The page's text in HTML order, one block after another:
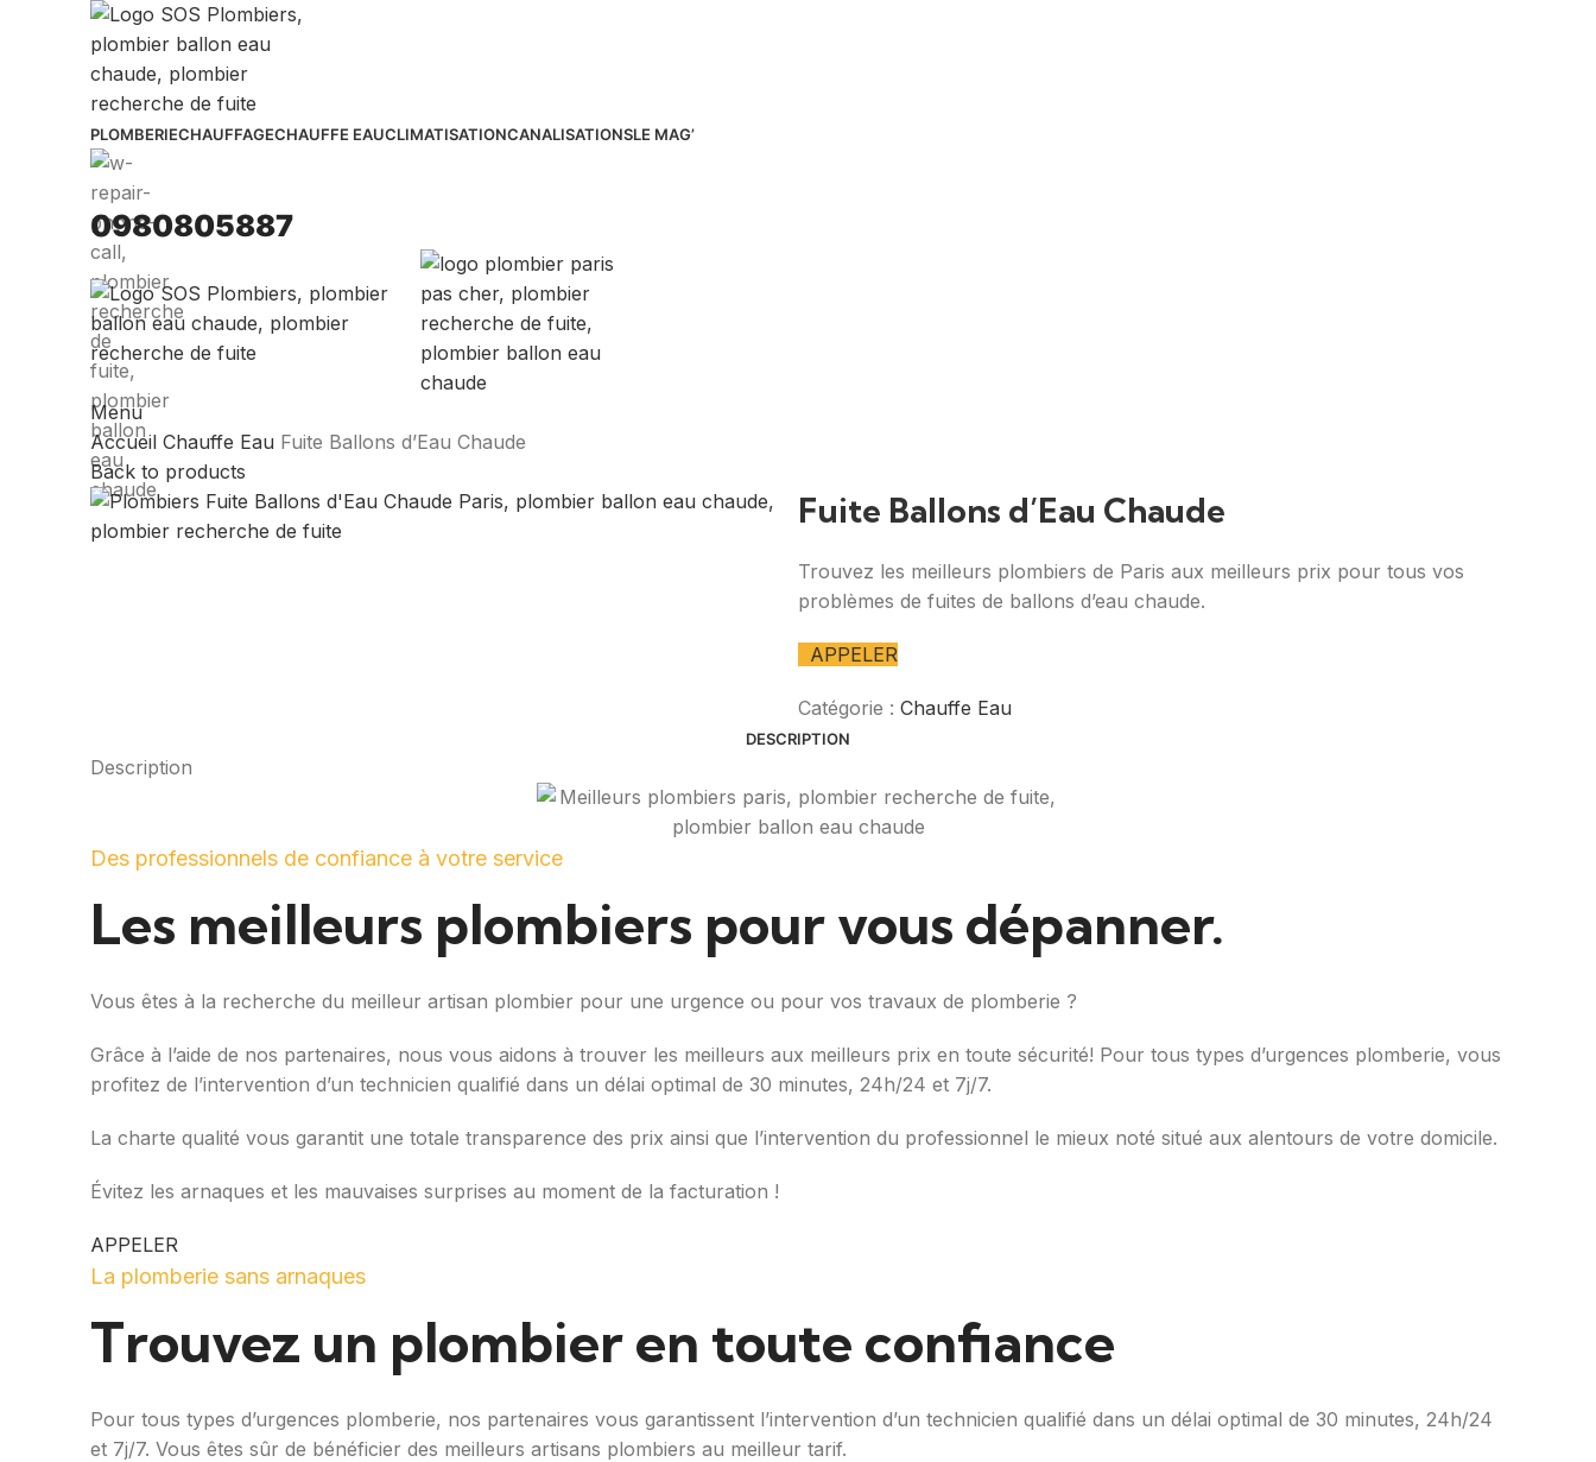
PLOMBERIECHAUFFAGECHAUFFE EAUCLIMATISATIONCANALISATIONSLE MAG’
0980805887
Menu
Accueil Chauffe Eau Fuite Ballons d’Eau Chaude
Back to products
Fuite Ballons d’Eau Chaude
Trouvez les meilleurs plombiers de Paris aux meilleurs prix pour tous vos
problèmes de fuites de ballons d’eau chaude.
APPELER
Catégorie : Chauffe Eau
DESCRIPTION
Description
Des professionnels de confiance à votre service
Les meilleurs plombiers pour vous dépanner.
Vous êtes à la recherche du meilleur artisan plombier pour une urgence ou pour vos travaux de plomberie ?
Grâce à l’aide de nos partenaires, nous vous aidons à trouver les meilleurs aux meilleurs prix en toute sécurité! Pour tous types d’urgences plomberie, vous
profitez de l’intervention d’un technicien qualifié dans un délai optimal de 30 minutes, 24h/24 et 7j/7.
La charte qualité vous garantit une totale transparence des prix ainsi que l’intervention du professionnel le mieux noté situé aux alentours de votre domicile.
Évitez les arnaques et les mauvaises surprises au moment de la facturation !
APPELER
La plomberie sans arnaques
Trouvez un plombier en toute confiance
Pour tous types d’urgences plomberie, nos partenaires vous garantissent l’intervention d’un technicien qualifié dans un délai optimal de 30 minutes, 24h/24
et 7j/7. Vous êtes sûr de bénéficier des meilleurs artisans plombiers au meilleur tarif.